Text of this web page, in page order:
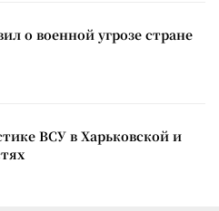
о военной угрозе стране
ВСУ в Харьковской и